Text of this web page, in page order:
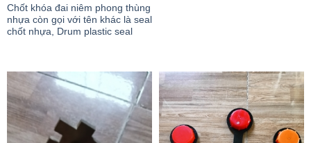
Chốt khóa đai niêm phong thùng
nhựa còn gọi với tên khác là seal
chốt nhựa, Drum plastic seal